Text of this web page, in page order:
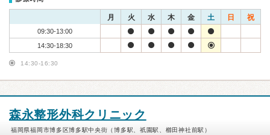
月 火 水 木 金 土 日 祝
09:30-13:00
14:30-18:30
14:30-16:30
森永整形外科クリニック
福岡県福岡市博多区博多駅中央街（博多駅、祇園駅、櫛田神社前駅）